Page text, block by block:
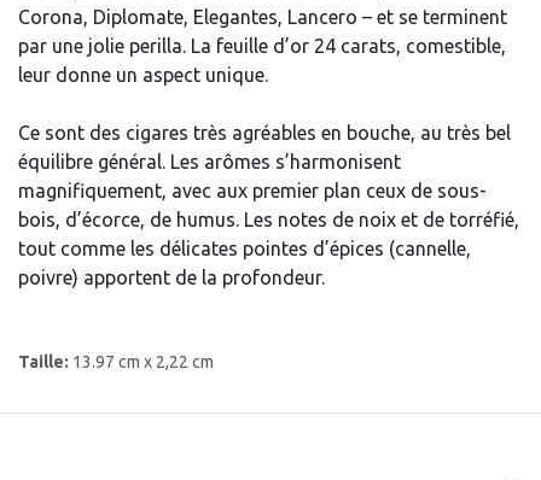
Corona, Diplomate, Elegantes, Lancero – et se terminent
par une jolie perilla. La feuille d’or 24 carats, comestible,
leur donne un aspect unique.
Ce sont des cigares très agréables en bouche, au très bel
équilibre général. Les arômes s’harmonisent
magnifiquement, avec aux premier plan ceux de sous-
bois, d’écorce, de humus. Les notes de noix et de torréfié,
tout comme les délicates pointes d’épices (cannelle,
poivre) apportent de la profondeur.
Taille: 13.97 cm x 2,22 cm